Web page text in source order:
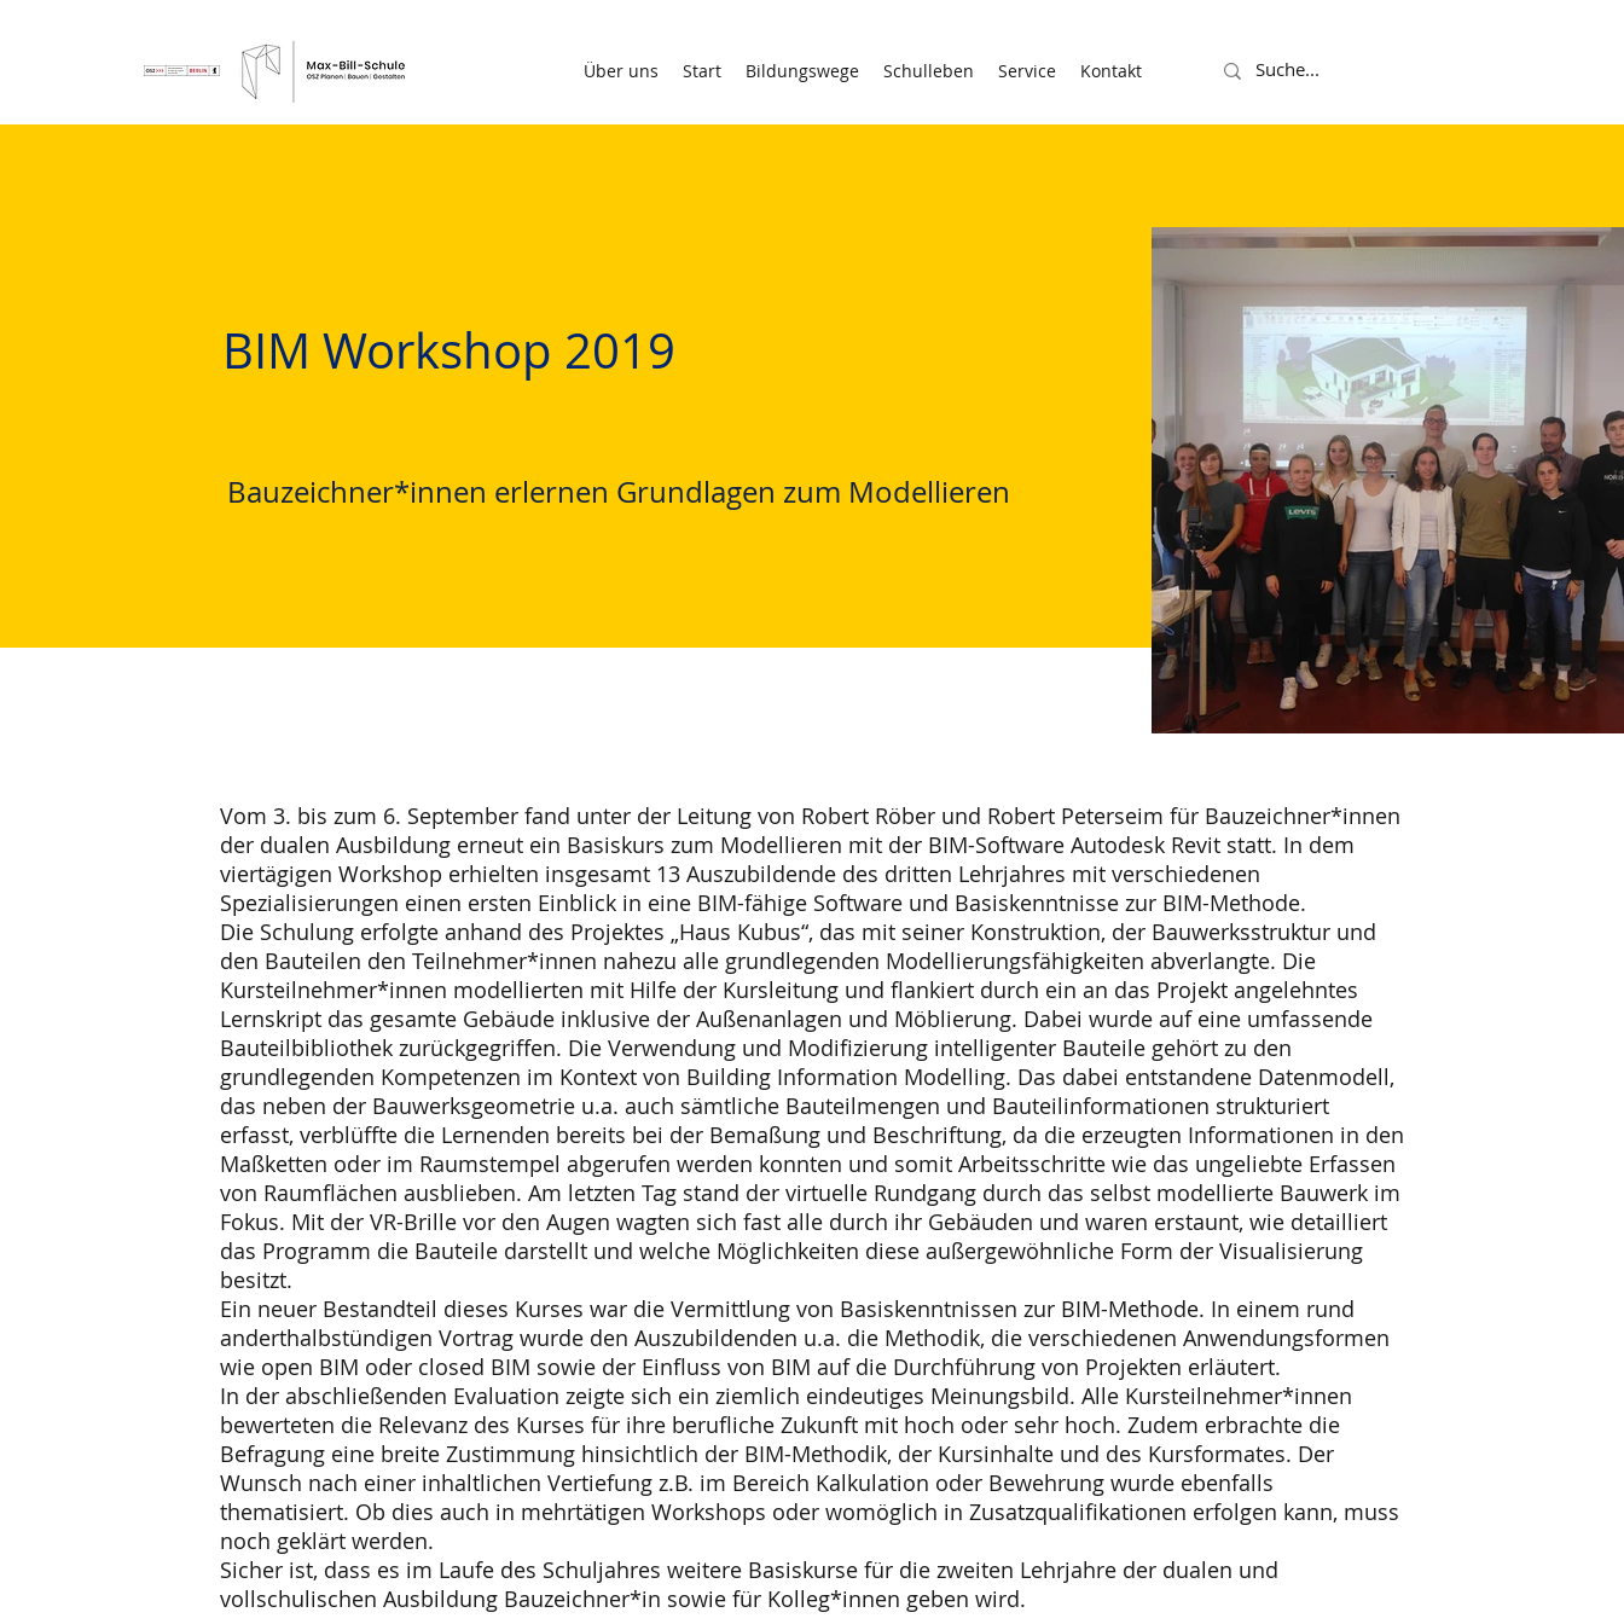
Über uns Start Bildungswege Schulleben Service Kontakt
BIM Workshop 2019
Bauzeichner*innen erlernen Grundlagen zum Modellieren
Vom 3. bis zum 6. September fand unter der Leitung von Robert Röber und Robert Peterseim für Bauzeichner*innen
der dualen Ausbildung erneut ein Basiskurs zum Modellieren mit der BIM-Software Autodesk Revit statt. In dem
viertägigen Workshop erhielten insgesamt 13 Auszubildende des dritten Lehrjahres mit verschiedenen
Spezialisierungen einen ersten Einblick in eine BIM-fähige Software und Basiskenntnisse zur BIM-Methode.
Die Schulung erfolgte anhand des Projektes „Haus Kubus“, das mit seiner Konstruktion, der Bauwerksstruktur und
den Bauteilen den Teilnehmer*innen nahezu alle grundlegenden Modellierungsfähigkeiten abverlangte. Die
Kursteilnehmer*innen modellierten mit Hilfe der Kursleitung und flankiert durch ein an das Projekt angelehntes
Lernskript das gesamte Gebäude inklusive der Außenanlagen und Möblierung. Dabei wurde auf eine umfassende
Bauteilbibliothek zurückgegriffen. Die Verwendung und Modifizierung intelligenter Bauteile gehört zu den
grundlegenden Kompetenzen im Kontext von Building Information Modelling. Das dabei entstandene Datenmodell,
das neben der Bauwerksgeometrie u.a. auch sämtliche Bauteilmengen und Bauteilinformationen strukturiert
erfasst, verblüffte die Lernenden bereits bei der Bemaßung und Beschriftung, da die erzeugten Informationen in den
Maßketten oder im Raumstempel abgerufen werden konnten und somit Arbeitsschritte wie das ungeliebte Erfassen
von Raumflächen ausblieben. Am letzten Tag stand der virtuelle Rundgang durch das selbst modellierte Bauwerk im
Fokus. Mit der VR-Brille vor den Augen wagten sich fast alle durch ihr Gebäuden und waren erstaunt, wie detailliert
das Programm die Bauteile darstellt und welche Möglichkeiten diese außergewöhnliche Form der Visualisierung
besitzt.
Ein neuer Bestandteil dieses Kurses war die Vermittlung von Basiskenntnissen zur BIM-Methode. In einem rund
anderthalbstündigen Vortrag wurde den Auszubildenden u.a. die Methodik, die verschiedenen Anwendungsformen
wie open BIM oder closed BIM sowie der Einfluss von BIM auf die Durchführung von Projekten erläutert.
In der abschließenden Evaluation zeigte sich ein ziemlich eindeutiges Meinungsbild. Alle Kursteilnehmer*innen
bewerteten die Relevanz des Kurses für ihre berufliche Zukunft mit hoch oder sehr hoch. Zudem erbrachte die
Befragung eine breite Zustimmung hinsichtlich der BIM-Methodik, der Kursinhalte und des Kursformates. Der
Wunsch nach einer inhaltlichen Vertiefung z.B. im Bereich Kalkulation oder Bewehrung wurde ebenfalls
thematisiert. Ob dies auch in mehrtätigen Workshops oder womöglich in Zusatzqualifikationen erfolgen kann, muss
noch geklärt werden.
Sicher ist, dass es im Laufe des Schuljahres weitere Basiskurse für die zweiten Lehrjahre der dualen und
vollschulischen Ausbildung Bauzeichner*in sowie für Kolleg*innen geben wird.